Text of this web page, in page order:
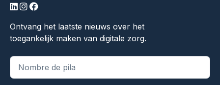
linkedin
instagram
facebook
Ontvang het laatste nieuws over het
toegankelijk maken van digitale zorg.
"*" indica campos obligatorios